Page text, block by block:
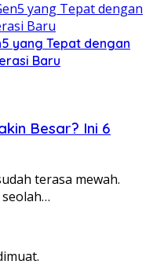
yang Tepat dengan
Baru
Besar? Ini 6
terasa mewah.